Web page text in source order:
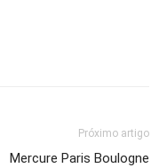
Próximo artigo
Mercure Paris Boulogne